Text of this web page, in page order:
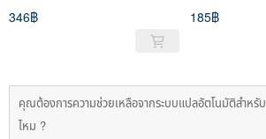
346฿ 185฿
คุณต้องการความช่วยเหลือจากระบบแปลอัตโนมัติสำหรั
ไหม ?